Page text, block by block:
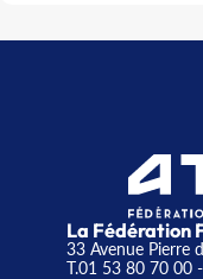
La Fédération
33 Avenue Pierre
T.01 53 80 70 00-